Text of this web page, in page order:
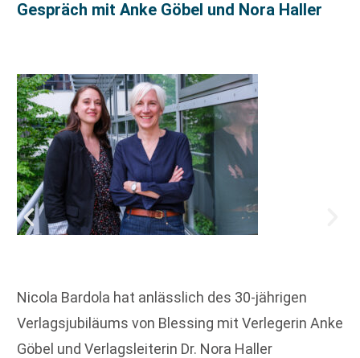
Gespräch mit Anke Göbel und Nora Haller
Nicola Bardola hat anlässlich des 30-jährigen
Verlagsjubiläums von Blessing mit Verlegerin Anke
Göbel und Verlagsleiterin Dr. Nora Haller